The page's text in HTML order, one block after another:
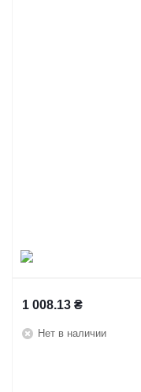
1 008.13 ₴
Нет в наличии